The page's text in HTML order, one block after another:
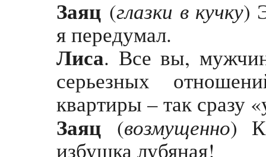
Заяц (глазки в кучку)
я передумал.
Лиса. Все вы,
серьезных
квартиры – так сразу
Заяц (возмущенно)
избушка лубяная!